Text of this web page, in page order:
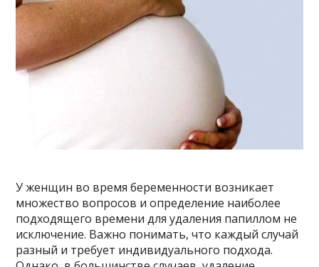
У женщин во время беременности возникает
множество вопросов и определение наиболее
подходящего времени для удаления папиллом не
исключение. Важно понимать, что каждый случай
разный и требует индивидуального подхода.